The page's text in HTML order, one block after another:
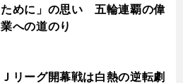
ために」の思い 五輪連覇の偉
業への道のり
Ｊリーグ開幕戦は白熱の逆転劇